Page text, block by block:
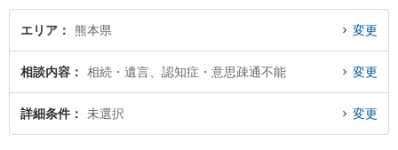
遺言に関係する家族間の相続トラブルや認知症の相続、遺産分割等の細かな分
野での絞り込み検索もでき便利です。特に田迎法律事務所の髙瀬 真哉弁護士や
や夜間に発生した認知症の相続のトラブルを今すぐに弁護士に相談したい』
『認知症の相続のトラブル解決の実績豊富な近くの弁護士を検索したい』『初
回相談無料で認知症の相続を法律相談できる熊本県内の弁護士に相談予約した
エリア 熊本県 変更
相談内容 相続・遺言、認知症・意思疎通不能 変更
詳細条件 未選択 変更